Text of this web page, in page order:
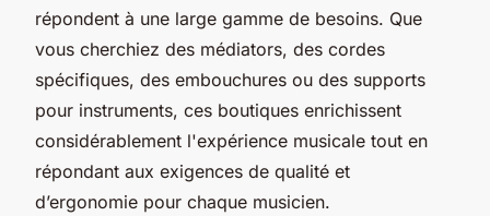
répondent à une large gamme de besoins. Que
vous cherchiez des médiators, des cordes
spécifiques, des embouchures ou des supports
pour instruments, ces boutiques enrichissent
considérablement l'expérience musicale tout en
répondant aux exigences de qualité et
d’ergonomie pour chaque musicien.